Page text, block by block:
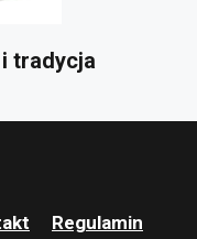
tradycja
Regulamin